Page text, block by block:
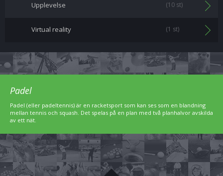
Upplevelse (10 st)
Virtual reality (1 st)
Padel
Padel (eller padeltennis) är en racketsport som kan ses som en blandning
mellan tennis och squash. Det spelas på en plan med två planhalvor avskilda
av ett nät.